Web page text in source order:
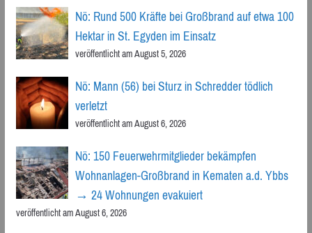
Nö: Rund 500 Kräfte bei Großbrand auf etwa 100
Hektar in St. Egyden im Einsatz
veröffentlicht am August 5, 2026
Nö: Mann (56) bei Sturz in Schredder tödlich
verletzt
veröffentlicht am August 6, 2026
Nö: 150 Feuerwehrmitglieder bekämpfen
Wohnanlagen-Großbrand in Kematen a.d. Ybbs
→ 24 Wohnungen evakuiert
veröffentlicht am August 6, 2026